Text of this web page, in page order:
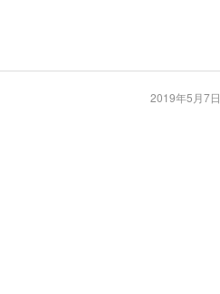
2019年5月7日